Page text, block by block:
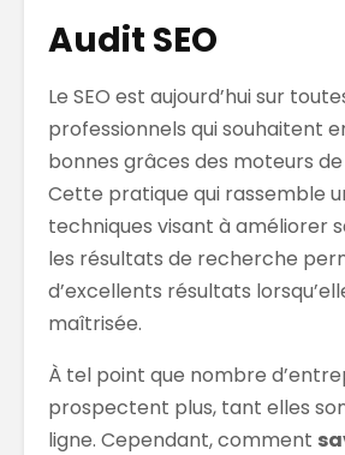
Audit SEO
Le SEO est aujourd’hui sur
professionnels qui souhaitent
bonnes grâces des moteurs
Cette pratique qui rassemble
techniques visant à améliorer
les résultats de recherche
d’excellents résultats
maîtrisée.
À tel point que nombre
prospectent plus, tant elles
ligne. Cependant, comment